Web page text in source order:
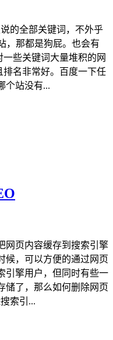
的全部关键词，不外乎
，那都是狗屁。也会有
些关键词大量堆积的网
名非常好。百度一下任
个站没有...
网页内容缓存到搜索引擎
候，可以方便的通过网页
引擎用户，但同时有些一
储了，那么如何删除网页
索引...